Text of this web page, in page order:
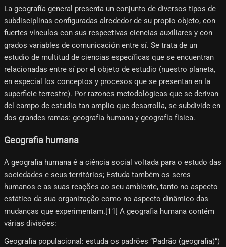
La geografía general presenta un conjunto de diversos tipos de
subdisciplinas configuradas alrededor de su propio objeto, con
fuertes vínculos con sus respectivas ciencias auxiliares y con
grados variables de comunicación entre sí. Se trata de un
estudio de multitud de ciencias específicas que se encuentran
relacionadas entre sí por el objeto de estudio (nuestro planeta,
en especial los conceptos y procesos que se presentan en la
superficie terrestre). Por razones metodológicas que se derivan
del campo de estudio tan amplio que desarrolla, se subdivide en
dos grandes ramas: geografía humana y geografía física.
Geografia humana
A geografia humana é a ciência social voltada para o estudo das
sociedades e seus territórios; Estuda também os seres
humanos e as suas reações ao seu ambiente, tanto no aspecto
estático da sua organização como no aspecto dinâmico das
mudanças que experimentam.[11] A geografia humana contém
várias divisões:
Geografia populacional: estuda os padrões “Padrão (geografia)”)